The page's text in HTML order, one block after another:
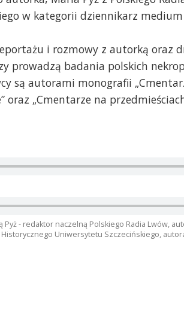
w kategorii dziennikarz
i rozmowy z autorką oraz
prowadzą badania polskich
są autorami monografii
oraz „Cmentarze na
Pyż - redaktor naczelną Polskiego Radia Lwów,
Uniwersytetu Szczecińskiego,